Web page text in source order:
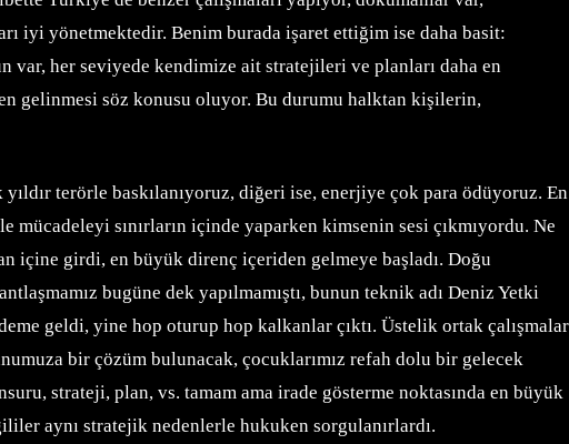
iyi yönetmektedir. Benim burada işaret ettiğim ise daha basit:
her seviyede kendimize ait stratejileri ve planları daha en
gelinmesi söz konusu oluyor. Bu durumu halktan kişilerin,
terörle baskılanıyoruz, diğeri ise, enerjiye çok para ödüyoruz. En
sınırların içinde yaparken kimsenin sesi çıkmıyordu. Ne
içine girdi, en büyük direnç içeriden gelmeye başladı. Doğu
bugüne dek yapılmamıştı, bunun teknik adı Deniz Yetki
geldi, yine hop oturup hop kalkanlar çıktı. Üstelik ortak çalışmalar
bir çözüm bulunacak, çocuklarımız refah dolu bir gelecek
strateji, plan, vs. tamam ama irade gösterme noktasında en büyük
aynı stratejik nedenlerle hukuken sorgulanırlardı.